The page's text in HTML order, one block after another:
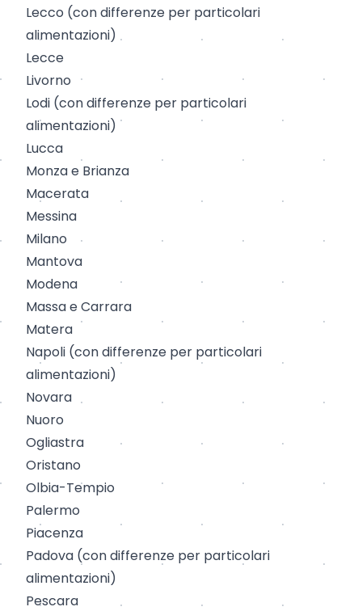
Lecco (con differenze per particolari
alimentazioni)
Lecce
Livorno
Lodi (con differenze per particolari
alimentazioni)
Lucca
Monzae Brianza
Macerata
Messina
Milano
Mantova
Modena
MassaeCarrara
Matera
Napoli (con differenze per particolari
alimentazioni)
Novara
Nuoro
Ogliastra
Oristano
Olbia-Tempio
Palermo
Piacenza
Padova (con differenze per particolari
alimentazioni)
Pescara